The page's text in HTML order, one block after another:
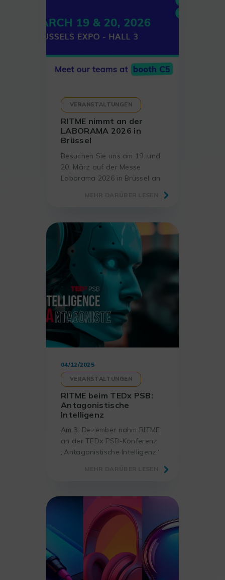
VERANSTALTUNGEN
RITME nimmt an der
LABORAMA 2026 in
Brüssel
Besuchen Sie uns am 19. und
20. März auf der Messe
Laborama 2026 in Brüssel an
auszutauschen.
04/12/2025
VERANSTALTUNGEN
RITME beim TEDx PSB:
Antagonistische
Intelligenz
Am 3. Dezember nahm RITME
an der TEDx PSB-Konferenz
„Antagonistische Intelligenz“